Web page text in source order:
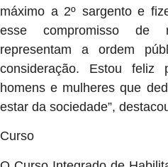
máximo a 2º sargento e
esse compromisso de
representam a ordem
consideração. Estou
homens e mulheres que
estar da sociedade”,
Curso